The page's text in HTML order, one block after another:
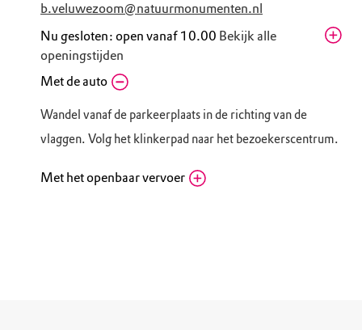
b.veluwezoom@natuurmonumenten.nl
Nu gesloten: open vanaf 10.00 Bekijk alle
openingstijden
Zaterdag
Zondag 10.00 - 17.00
zomervakantie
zomervakantie
Met de auto
Wandel vanaf de parkeerplaats in de richting van de
vlaggen. Volg het klinkerpad naar het bezoekerscentrum.
Met het openbaar vervoer